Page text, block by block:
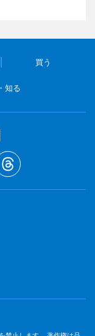
買う
知る